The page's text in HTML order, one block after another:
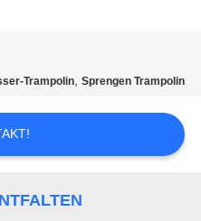
Trampolin,Sprengen Trampolin